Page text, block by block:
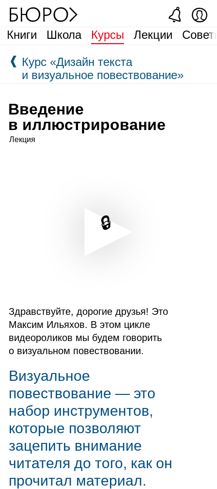
Книги Школа Курсы Лекции
❰ Курс «Дизайн текста
и визуальное повествование»
Введение
в иллюстрирование
Лекция
Здравствуйте, дорогие друзья! Это
Максим Ильяхов. В этом цикле
видеороликов мы будем говорить
о визуальном повествовании.
Визуальное
повествование — это
набор инструментов,
которые позволяют
зацепить внимание
читателя до того, как он
прочитал материал.